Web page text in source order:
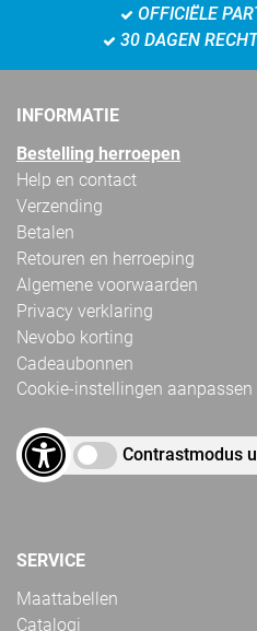
OFFICIËLE
30 DAGEN
INFORMATIE
Bestelling herroepen
Help en contact
Verzending
Betalen
Retouren en herroeping
Algemene voorwaarden
Privacy verklaring
Nevobo korting
Cadeaubonnen
Cookie-instellingen aanpassen
Contrastmodus
SERVICE
Maattabellen
Catalogi